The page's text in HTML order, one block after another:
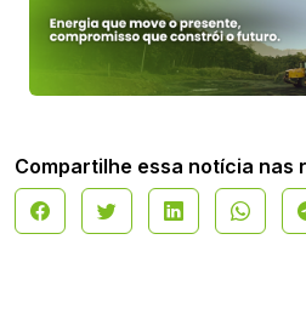
Compartilhe essa notícia nas